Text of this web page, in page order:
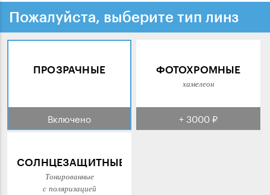
Пожалуйста, выберите тип линз
ПРОЗРАЧНЫЕ
Включено
ФОТОХРОМНЫЕ
хамелеон
+ 3000 ₽
СОЛНЦЕЗАЩИТНЫЕ
Тонированные
с поляризацией